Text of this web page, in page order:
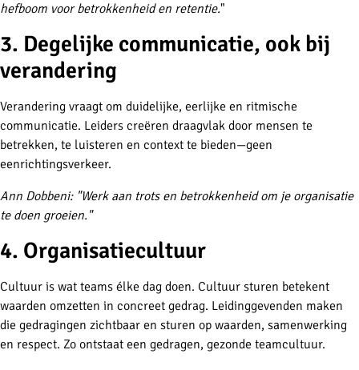
hefboom voor betrokkenheid en retentie."
3. Degelijke communicatie, ook bij
verandering
Verandering vraagt om duidelijke, eerlijke en ritmische
communicatie. Leiders creëren draagvlak door mensen te
betrekken, te luisteren en context te bieden—geen
eenrichtingsverkeer.
Ann Dobbeni: "Werk aan trots en betrokkenheid om je organisatie
te doen groeien. "
4. Organisatiecultuur
Cultuur is wat teams élke dag doen. Cultuur sturen betekent
waarden omzetten in concreet gedrag. Leidinggevenden maken
die gedragingen zichtbaar en sturen op waarden, samenwerking
en respect. Zo ontstaat een gedragen, gezonde teamcultuur.